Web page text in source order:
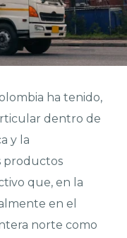
ha tenido,
dentro de
y la
productos
que, en la
en el
norte como